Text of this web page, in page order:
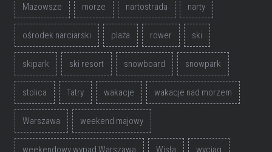
Mazowsze morze nartostrada narty
ośrodek narciarski plaża rower ski
skipark ski resort snowboard snowpark
stolica Tatry wakacje wakacje nad morzem
Warszawa weekend majowy
weekendowy wypad Warszawa Wisła wyciąg